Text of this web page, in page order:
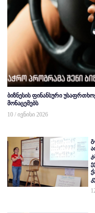
ბიზნესის ფინანსური
მონაცემებს
10 / ივნისი 2026